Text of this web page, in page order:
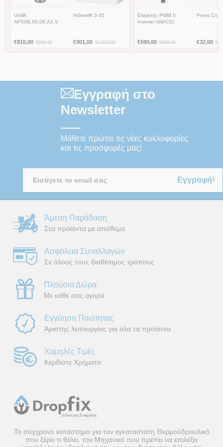
Unilift
AP50B.50.08.A1.V
€810,00 €939,00
HiSewlift 3-35
€901,00 €1.020,00
Ελεγκτής PWM II
Inverter (WACS)
€590,00 €690,00
Press
€32,00 €
Εγγραφή στο
Newsletter
Μάθετε πρώτοι τις νέες κυκλοφορίες
και τις προσφορές μας!
Εγγραφή
Άμεση Παράδοση
Στα προϊόντα με απόθεμα
Ασφάλεια Συναλλαγών
Σε όλους τους διαθέσιμος τρόπους
Πλούσια Δώρα
Με κάθε σας αγορά
Εγγύηση Ποιότητας
Άριστης λειτουργίας για όλα τα προϊόντα
Χαμηλές Τιμές
Κερδίστε Χρήματα
Το σύγχρονο κατάστημα για τον εγκαταστάτη Θερμοϋδραυλικό
που ξέρει τι θέλει, τον Μηχανικό που πρέπει να επιλέξει